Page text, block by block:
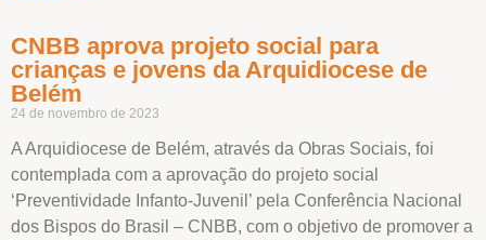
CNBB aprova projeto social para
crianças e jovens da Arquidiocese de
Belém
24 de novembro de 2023
A Arquidiocese de Belém, através da Obras Sociais, foi
contemplada com a aprovação do projeto social
‘Preventividade Infanto-Juvenil’ pela Conferência Nacional
dos Bispos do Brasil – CNBB, com o objetivo de promover a